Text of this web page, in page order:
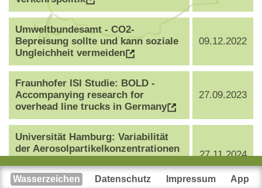
Umweltbundesamt - CO2-
Bepreisung sollte und kann soziale
Ungleichheit vermeiden
09.12.2022
Fraunhofer ISI Studie: BOLD -
Accompanying research for
overhead line trucks in Germany
27.09.2023
Universität Hamburg: Variabilität
der Aerosolpartikelkonzentrationen
im Stadtgebiet
27.11.2024
Wasserzeichen Datenschutz Impressum App